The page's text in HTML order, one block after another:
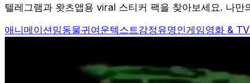
텔레그램과 왓츠앱용 viral 스티커 팩을 찾아보세요. 나만
애니메이션밈동물귀여운텍스트감정유명인게임영화 & TV